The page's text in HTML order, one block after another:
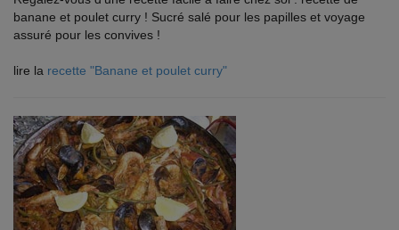
banane et poulet curry ! Sucré salé pour les papilles et voyage
assuré pour les convives !
lire la recette "Banane et poulet curry"